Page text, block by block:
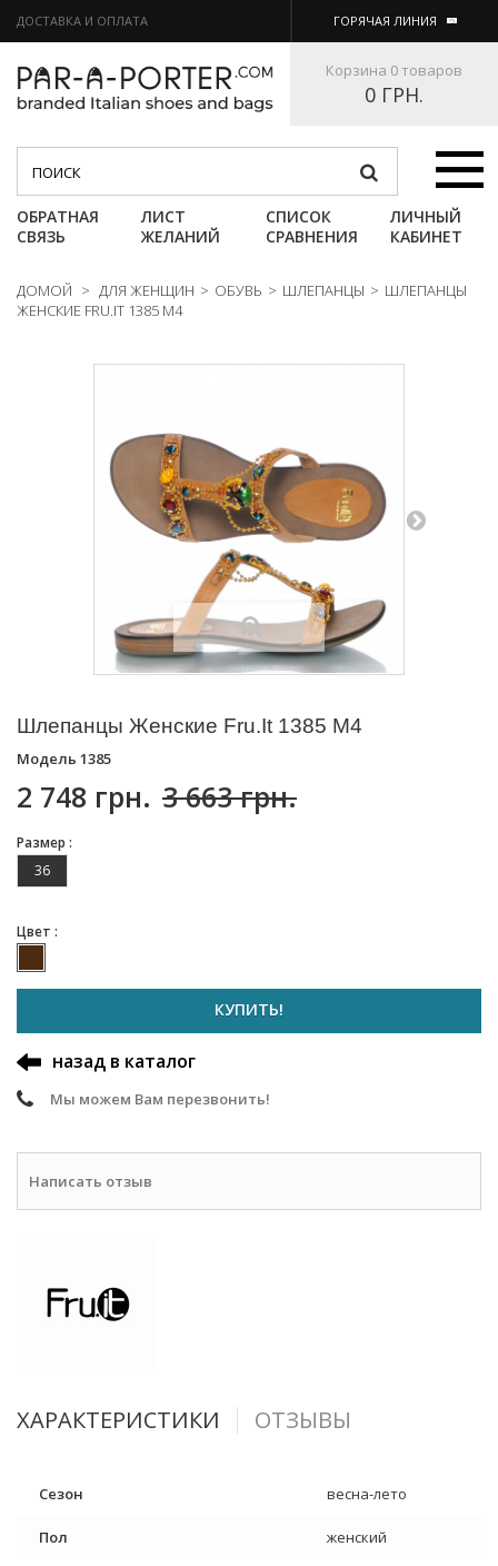
ДОСТАВКА И ОПЛАТА ГОРЯЧАЯ ЛИНИЯ
Корзина 0 товаров
0 ГРН.
Категории
ОБРАТНАЯ
СВЯЗЬ
ЛИСТ
ЖЕЛАНИЙ
СПИСОК
СРАВНЕНИЯ
ЛИЧНЫЙ
КАБИНЕТ
ДОМОЙ > ДЛЯ ЖЕНЩИН > ОБУВЬ > ШЛЕПАНЦЫ > ШЛЕПАНЦЫ
ЖЕНСКИЕ FRU.IT 1385 M4
Шлепанцы Женские Fru.It 1385 M4
Модель 1385
2 748 грн. 3 663 грн.
Размер :
36
Цвет :
КУПИТЬ!
назад в каталог
Мы можем Вам перезвонить!
Написать отзыв
ХАРАКТЕРИСТИКИ ОТЗЫВЫ
Сезон весна-лето
Пол женский